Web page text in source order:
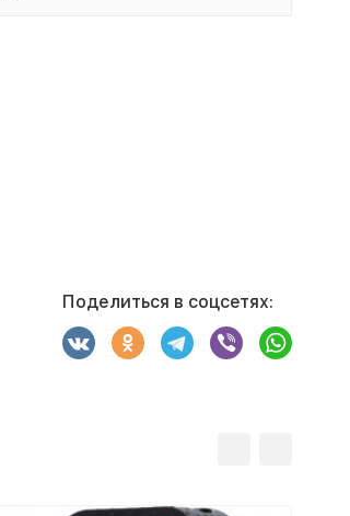
Поделиться в соцсетях: